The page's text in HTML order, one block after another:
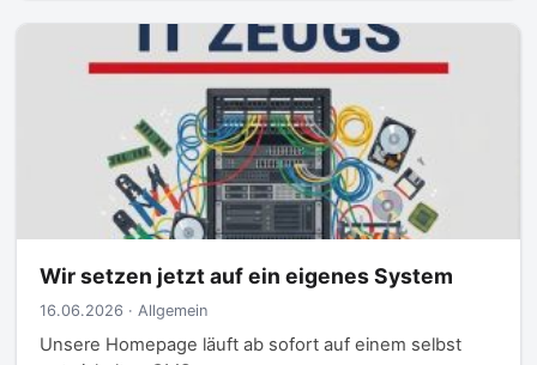
Wir setzen jetzt auf ein eigenes System
16.06.2026 · Allgemein
Unsere Homepage läuft ab sofort auf einem selbst